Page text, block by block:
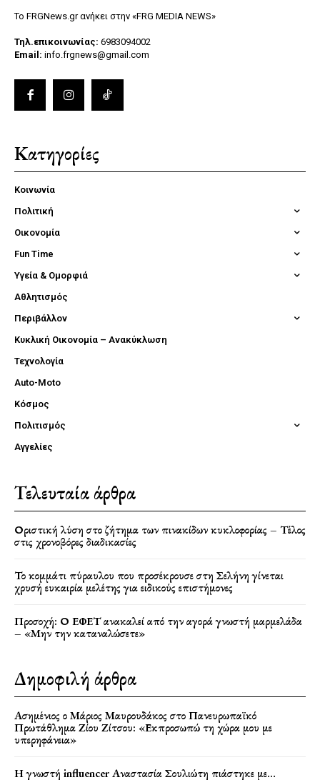
Το FRGNews.gr ανήκει στην «FRG MEDIA NEWS»
Τηλ.επικοινωνίας: 6983094002
Email: info.frgnews@gmail.com
Κατηγορίες
Κοινωνία
Πολιτική
Οικονομία
Fun Time
Υγεία & Ομορφιά
Αθλητισμός
Περιβάλλον
Κυκλική Οικονομία – Ανακύκλωση
Τεχνολογία
Auto-Moto
Κόσμος
Πολιτισμός
Αγγελίες
Τελευταία άρθρα
Οριστική λύση στο ζήτημα των πινακίδων κυκλοφορίας – Τέλος
στις χρονοβόρες διαδικασίες
Το κομμάτι πύραυλου που προσέκρουσε στη Σελήνη γίνεται
χρυσή ευκαιρία μελέτης για ειδικούς επιστήμονες
Προσοχή: Ο ΕΦΕΤ ανακαλεί από την αγορά γνωστή μαρμελάδα
– «Μην την καταναλώσετε»
Δημοφιλή άρθρα
Ασημένιος ο Μάριος Μαυρουδάκος στο Πανευρωπαϊκό
Πρωτάθλημα Ζίου Ζίτσου: «Εκπροσωπώ τη χώρα μου με
υπερηφάνεια»
Η γνωστή influencer Αναστασία Σουλιώτη πιάστηκε με…